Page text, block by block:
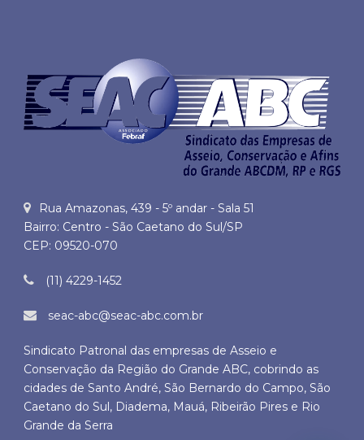
Rua Amazonas, 439 - 5º andar - Sala 51
Bairro: Centro - São Caetano do Sul/SP
CEP: 09520-070
(11) 4229-1452
seac-abc@seac-abc.com.br
Sindicato Patronal das empresas de Asseio e
Conservação da Região do Grande ABC, cobrindo as
cidades de Santo André, São Bernardo do Campo, São
Caetano do Sul, Diadema, Mauá, Ribeirão Pires e Rio
Grande da Serra